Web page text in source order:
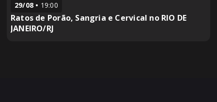
29/08 19:00
Ratos de Porão, Sangria e Cervical no RIO DE
JANEIRO/RJ